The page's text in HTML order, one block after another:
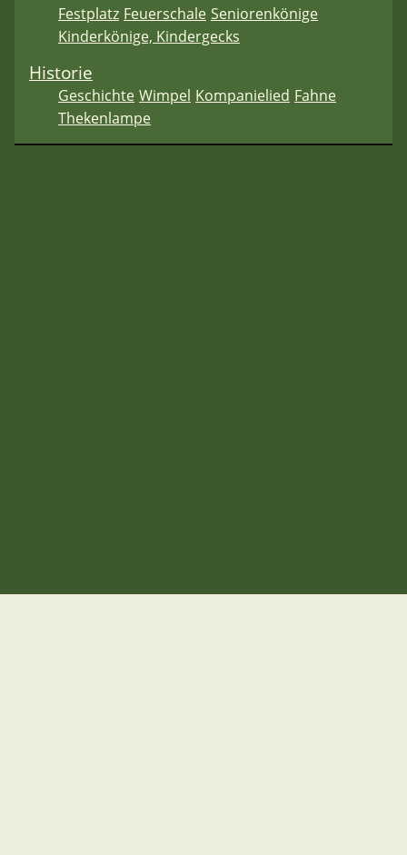
Festplatz Feuerschale Seniorenkönige
Kinderkönige, Kindergecks
Historie
Geschichte Wimpel Kompanielied Fahne
Thekenlampe